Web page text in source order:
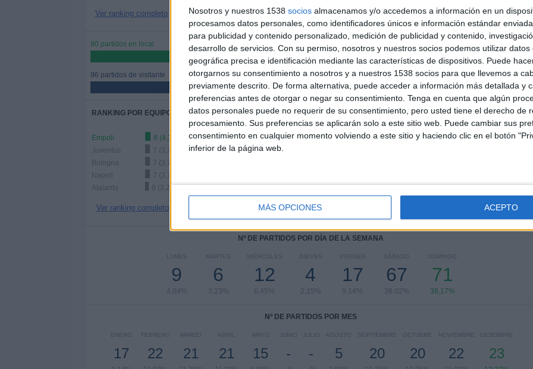
Nosotros y nuestros 1538 socios almacenamos y/o accedemos a información en un
procesamos datos personales, como identificadores únicos e información estándar
para publicidad y contenido personalizado, medición de publicidad y contenido,
desarrollo de servicios. Con su permiso, nosotros y nuestros socios podemos utilizar datos
geográfica precisa e identificación mediante las características de dispositivos. Puede
otorgarnos su consentimiento a nosotros y a nuestros 1538 socios para que llevemos a
previamente descrito. De forma alternativa, puede acceder a información más detallada y
preferencias antes de otorgar o negar su consentimiento. Tenga en cuenta que algún
datos personales puede no requerir de su consentimiento, pero usted tiene el derecho de
procesamiento. Sus preferencias se aplicarán solo a este sitio web. Puede cambiar sus
consentimiento en cualquier momento volviendo a este sitio y haciendo clic en el botón
inferior de la página web.
MÁS OPCIONES ACEPTO
Ver ranking completo
90 partidos en local
96 partidos de visitante
51,61%
TOTAL
58
RIVALES
MÁXIMO
8
VS Empoli
TOTAL
3
COMPETICIONES
RANKING POR EQUIPOS
Empoli
8 (4,3%)
Juventus
7 (3,76%)
Bologna
7 (3,76%)
Napoli
7 (3,76%)
Atalanta
6 (3,23%)
Ver ranking completo
RANKING POR COMPETICIONES
Serie A Italiana
107 (57,53%)
Ver ranking completo
Nº DE PARTIDOS POR DÍA DE LA SEMANA
LUNES
9
4,84%
MARTES
6
3,23%
MIÉRCOLES
12
6,45%
JUEVES
4
2,15%
VIERNES
17
9,14%
SÁBADO
67
36,02%
DOMINGO
71
38,17%
Nº DE PARTIDOS POR MES
ENERO
17
FEBRERO
22
MARZO
21
ABRIL
21
MAYO
15
JUNIO
-
JULIO
-
AGOSTO
5
SEPTIEMBRE
20
OCTUBRE
20
NOVIEMBRE
22
DICIEMBRE
23